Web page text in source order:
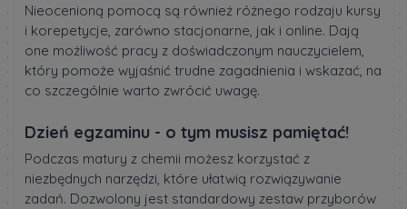
Nieocenioną pomocą są również różnego rodzaju kursy
i korepetycje, zarówno stacjonarne, jak i online. Dają
one możliwość pracy z doświadczonym nauczycielem,
który pomoże wyjaśnić trudne zagadnienia i wskazać, na
co szczególnie warto zwrócić uwagę.
Dzień egzaminu - o tym musisz pamiętać!
Podczas matury z chemii możesz korzystać z
niezbędnych narzędzi, które ułatwią rozwiązywanie
zadań. Dozwolony jest standardowy zestaw przyborów